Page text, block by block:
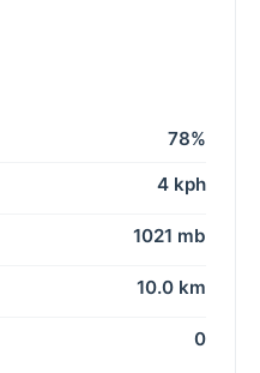
78%
4 kph
1021 mb
10.0 km
0